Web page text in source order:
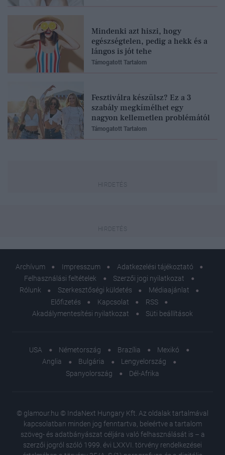
Mindenki azt hiszi, hogy
egészségtelen, pedig a hekk és a
lángos is jót tehe
Támogatott Tartalom
Fesztiválra készülsz? Ez a 3
szabály megkímélhet egy
nagyon kellemetlen problémától
Támogatott Tartalom
Archívum Impresszum
Adatkezelési tájékoztató
Felhasználási feltételek
Szerzői jogi nyilatkozat
Rólunk
Szerkesztőségi küldetés
Médiaajánlat
Előfizetés
Kapcsolat
RSS
Akadálymentesítési nyilatkozat
Süti beállítások
USA Németország Brazília
Mexikó
Anglia
Bulgária
Lengyelország
Spanyolország
Dél-Afrika
© glamour.hu © IndaNext Hungary Kft. Az oldalak tartalmával
kapcsolatban minden jog fenntartva, beleértve a tartalom
szöveg- és adatbányászat céljára való felhasználását is – a
szerzői jogról szóló 1999. évi LXXVI. törvény rendelkezései